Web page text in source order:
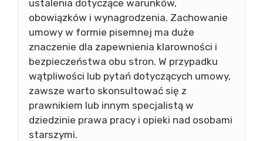
ustalenia dotyczące warunków,
obowiązków i wynagrodzenia. Zachowanie
umowy w formie pisemnej ma duże
znaczenie dla zapewnienia klarowności i
bezpieczeństwa obu stron. W przypadku
wątpliwości lub pytań dotyczących umowy,
zawsze warto skonsultować się z
prawnikiem lub innym specjalistą w
dziedzinie prawa pracy i opieki nad osobami
starszymi.